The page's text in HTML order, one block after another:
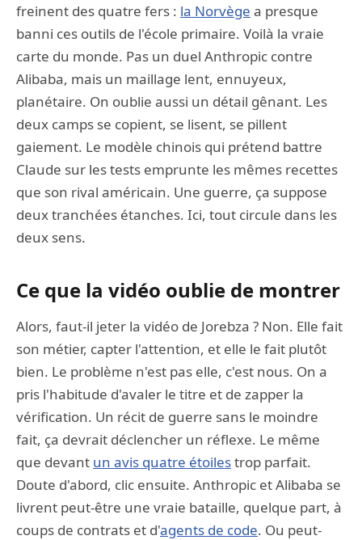
freinent des quatre fers : la Norvège a presque
banni ces outils de l'école primaire. Voilà la vraie
carte du monde. Pas un duel Anthropic contre
Alibaba, mais un maillage lent, ennuyeux,
planétaire. On oublie aussi un détail gênant. Les
deux camps se copient, se lisent, se pillent
gaiement. Le modèle chinois qui prétend battre
Claude sur les tests emprunte les mêmes recettes
que son rival américain. Une guerre, ça suppose
deux tranchées étanches. Ici, tout circule dans les
deux sens.
Ce que la vidéo oublie de montrer
Alors, faut-il jeter la vidéo de Jorebza ? Non. Elle fait
son métier, capter l'attention, et elle le fait plutôt
bien. Le problème n'est pas elle, c'est nous. On a
pris l'habitude d'avaler le titre et de zapper la
vérification. Un récit de guerre sans le moindre
fait, ça devrait déclencher un réflexe. Le même
que devant un avis quatre étoilestrop parfait.
Doute d'abord, clic ensuite. Anthropic et Alibaba se
livrent peut-être une vraie bataille, quelque part, à
coups de contrats et d'agents de code. Ou peut-